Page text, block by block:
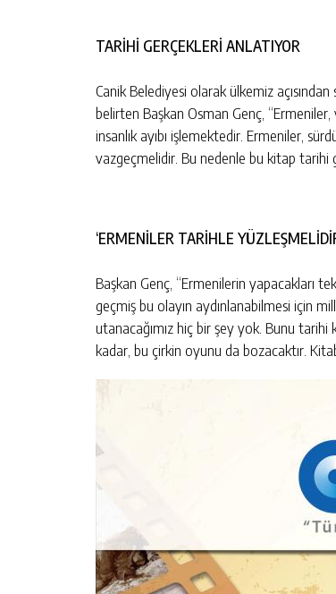
TARİHİ GERÇEKLERİ ANLATIYOR
Canik Belediyesi olarak ülkemiz
belirten Başkan Osman Genç, “Ermeniler,
insanlık ayıbı işlemektedir. Ermeniler,
vazgeçmelidir. Bu nedenle bu kitap tarihi
‘ERMENİLER TARİHLE
Başkan Genç, “Ermenilerin yapacakları
geçmiş bu olayın aydınlanabilmesi için
utanacağımız hiç bir şey yok. Bunu
kadar, bu çirkin oyunu da bozacaktır.